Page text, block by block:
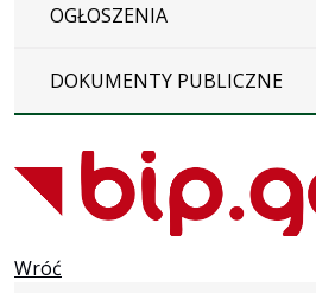
OGŁOSZENIA
DOKUMENTY PUBLICZNE
Wróć